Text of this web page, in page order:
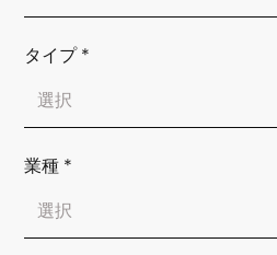
タイプ *
業種 *